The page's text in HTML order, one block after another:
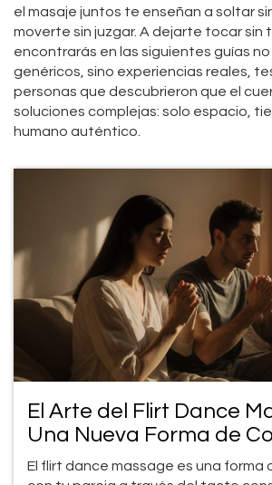
el masaje juntos te enseñan a soltar
moverte sin juzgar. A dejarte tocar sin
encontrarás en las siguientes guías
genéricos, sino experiencias reales,
personas que descubrieron que el
soluciones complejas: solo espacio,
humano auténtico.
El Arte del Flirt Dance
Una Nueva Forma de
con tu Pareja
El flirt dance massage es una forma